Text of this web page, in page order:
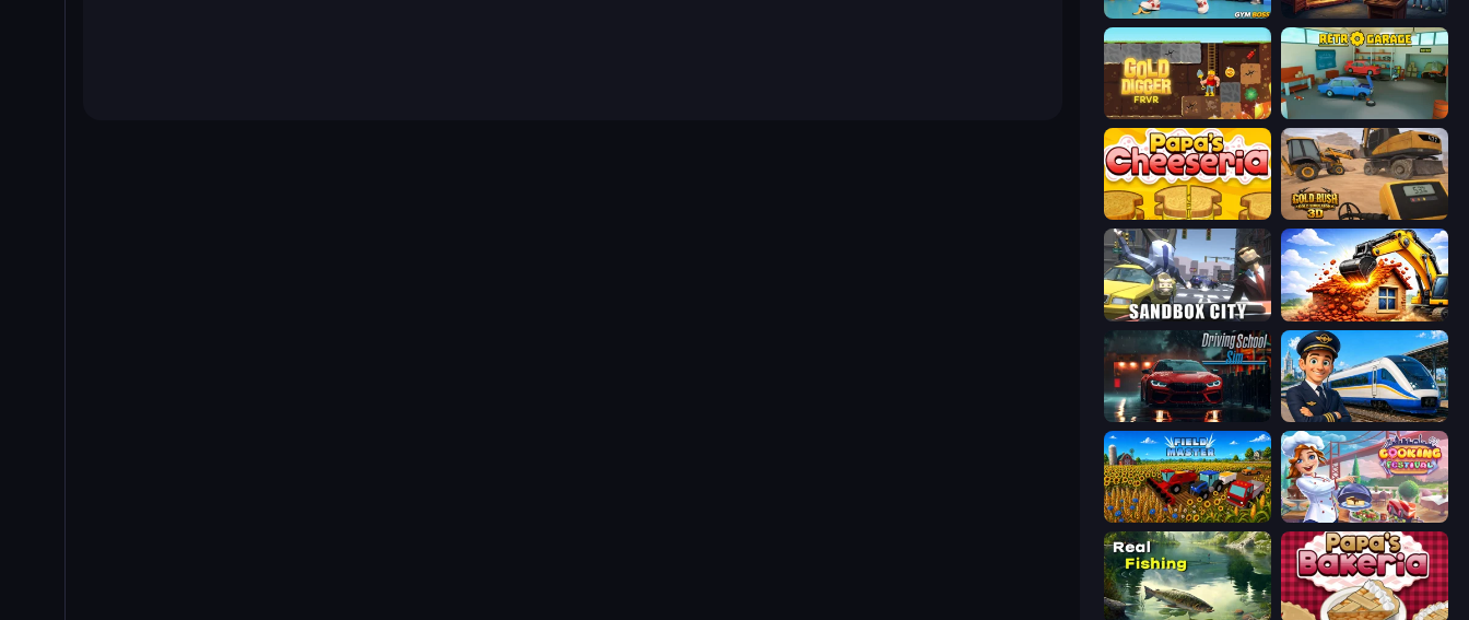
Gym Boss Container Auction
Gold Digger FRVR
Papa's Cheeseria Gold Rush: Gold Simulator 3D
Sandbox City City Constructor
Driving School Simulator Idle Train Empire Tycoon
Field Master Cooking Festival